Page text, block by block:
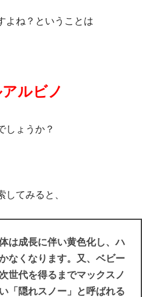
よね？ということは
ルビノ
しょうか？
てみると、
は成長に伴い黄色化し、ハ
なくなります。又、ベビー
世代を得るまでマックスノ
「隠れスノー」と呼ばれる